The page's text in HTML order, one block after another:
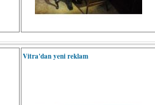
Vitra'dan yeni reklam